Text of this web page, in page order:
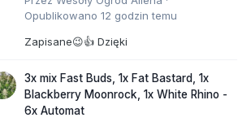
Opublikowano 12 godzin temu
Zapisane😉👍 Dzięki
3x mix Fast Buds, 1x Fat Bastard, 1x
Blackberry Moonrock, 1x White Rhino -
6x Automat